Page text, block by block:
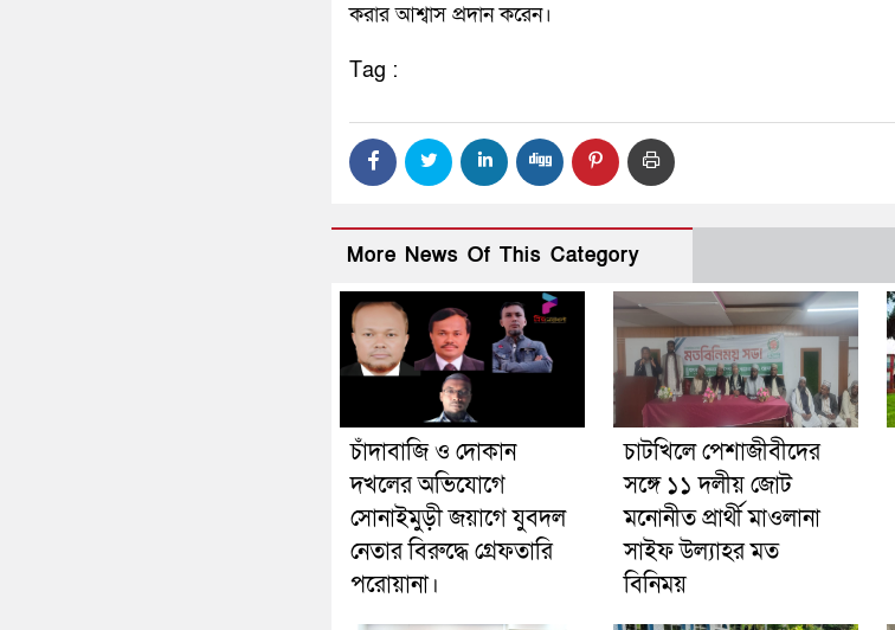
করার আশ্বাস প্রদান করেন।
Tag :
More News Of This Category
চাঁদাবাজি ও দোকান
দখলের অভিযোগে
সোনাইমুড়ী জয়াগে যুবদল
নেতার বিরুদ্ধে গ্রেফতারি
পরোয়ানা।
চাটখিলে পেশাজীবীদের
সঙ্গে ১১ দলীয় জোট
মনোনীত প্রার্থী মাওলানা
সাইফ উল্যাহর মত
বিনিময়